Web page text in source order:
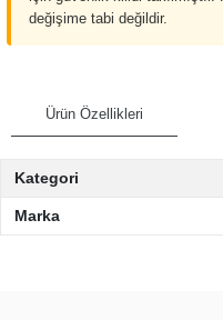
değişime tabi değildir.
Ürün Özellikleri
Kategori
Marka